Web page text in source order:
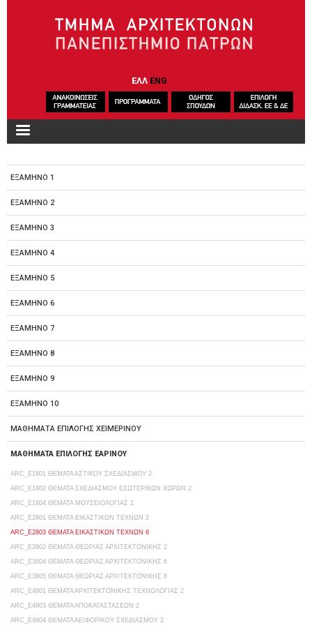
ΕΛΛ ENG
ΕΞΑΜΗΝΟ 1
ΕΞΑΜΗΝΟ 2
ΕΞΑΜΗΝΟ 3
ΕΞΑΜΗΝΟ 4
ΕΞΑΜΗΝΟ 5
ΕΞΑΜΗΝΟ 6
ΕΞΑΜΗΝΟ 7
ΕΞΑΜΗΝΟ 8
ΕΞΑΜΗΝΟ 9
ΕΞΑΜΗΝΟ 10
ΜΑΘΗΜΑΤΑ ΕΠΙΛΟΓΗΣ ΧΕΙΜΕΡΙΝΟΥ
ΜΑΘΗΜΑΤΑ ΕΠΙΛΟΓΗΣ ΕΑΡΙΝΟΥ
ARC_E1801 ΘΕΜΑΤΑ ΑΣΤΙΚΟΥ ΣΧΕΔΙΑΣΜΟΥ 2
ARC_E1802 ΘΕΜΑΤΑ ΣΧΕΔΙΑΣΜΟΥ ΕΣΩΤΕΡΙΚΩΝ ΧΩΡΩΝ 2
ARC_E1804 ΘΕΜΑΤΑ ΜΟΥΣΕΙΟΛΟΓΙΑΣ 2
ARC_E2801 ΘΕΜΑΤΑ ΕΙΚΑΣΤΙΚΩΝ ΤΕΧΝΩΝ 2
ARC_E2803 ΘΕΜΑΤΑ ΕΙΚΑΣΤΙΚΩΝ ΤΕΧΝΩΝ 6
ARC_E3802 ΘΕΜΑΤΑ ΘΕΩΡΙΑΣ ΑΡΧΙΤΕΚΤΟΝΙΚΗΣ 2
ARC_E3804 ΘΕΜΑΤΑ ΘΕΩΡΙΑΣ ΑΡΧΙΤΕΚΤΟΝΙΚΗΣ 6
ARC_E3805 ΘΕΜΑΤΑ ΘΕΩΡΙΑΣ ΑΡΧΙΤΕΚΤΟΝΙΚΗΣ 8
ARC_E4801 ΘΕΜΑΤΑ ΑΡΧΙΤΕΚΤΟΝΙΚΗΣ ΤΕΧΝΟΛΟΓΙΑΣ 2
ARC_E4803 ΘΕΜΑΤΑ ΑΠΟΚΑΤΑΣΤΑΣΕΩΝ 2
ARC_E4804 ΘΕΜΑΤΑ ΑΕΙΦΟΡΙΚΟΥ ΣΧΕΔΙΑΣΜΟΥ 2